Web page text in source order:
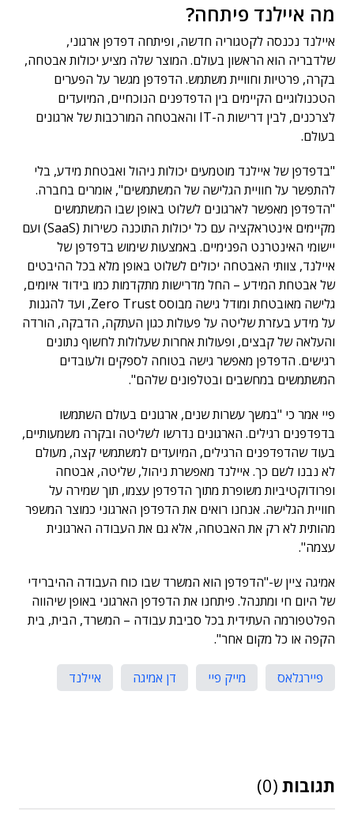
מה איילנד פיתחה?
איילנד נכנסה לקטגוריה חדשה, ופיתחה דפדפן ארגוני,
שלדבריה הוא הראשון בעולם. המוצר שלה מציע יכולות אבטחה,
בקרה, פרטיות וחוויית משתמש. הדפדפן מגשר על הפערים
הטכנולוגיים הקיימים בין הדפדפנים הנוכחיים, המיועדים
לצרכנים, לבין דרישות ה-IT והאבטחה המורכבות של ארגונים
בעולם.
"בדפדפן של איילנד מוטמעים יכולות ניהול ואבטחת מידע, בלי
להתפשר על חוויית הגלישה של המשתמשים", אומרים בחברה.
"הדפדפן מאפשר לארגונים לשלוט באופן שבו המשתמשים
מקיימים אינטראקציה עם כל יכולות התוכנה כשירות (SaaS) ועם
יישומי האינטרנט הפנימיים. באמצעות שימוש בדפדפן של
איילנד, צוותי האבטחה יכולים לשלוט באופן מלא בכל ההיבטים
של אבטחת המידע – החל מדרישות מתקדמות כמו בידוד איומים,
גלישה מאובטחת ומודל גישה מבוסס Zero Trust, ועד להגנות
על מידע בעזרת שליטה על פעולות כגון העתקה, הדבקה, הורדה
והעלאה של קבצים, ופעולות אחרות שעלולות לחשוף נתונים
רגישים. הדפדפן מאפשר גישה בטוחה לספקים ולעובדים
המשתמשים במחשבים ובטלפונים שלהם".
פיי אמר כי "במשך עשרות שנים, ארגונים בעולם השתמשו
בדפדפנים רגילים. הארגונים נדרשו לשליטה ובקרה משמעותיים,
בעוד שהדפדפנים הרגילים, המיועדים למשתמשי קצה, מעולם
לא נבנו לשם כך. איילנד מאפשרת ניהול, שליטה, אבטחה
ופרודוקטיביות משופרת מתוך הדפדפן עצמו, תוך שמירה על
חוויית הגלישה. אנחנו רואים את הדפדפן הארגוני כמוצר המשפר
מהותית לא רק את האבטחה, אלא גם את העבודה הארגונית
עצמה".
אמיגה ציין ש-"הדפדפן הוא המשרד שבו כוח העבודה ההיברידי
של היום חי ומתנהל. פיתחנו את הדפדפן הארגוני באופן שיהווה
הפלטפורמה העתידית בכל סביבת עבודה – המשרד, הבית, בית
הקפה או כל מקום אחר".
פיירגלאס מייק פיי דן אמיגה איילנד
תגובות (0)